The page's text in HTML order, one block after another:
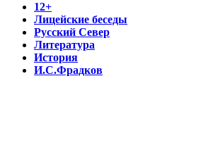
12+
Лицейские беседы
Русский Север
Литература
История
И.С.Фрадков